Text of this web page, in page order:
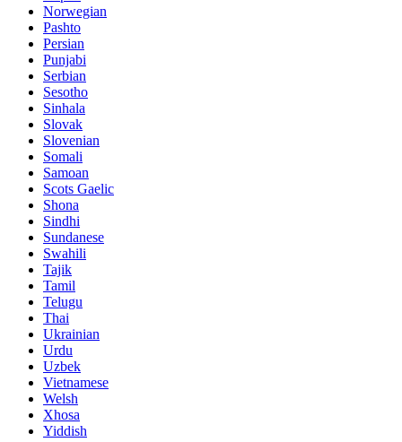
Norwegian
Pashto
Persian
Punjabi
Serbian
Sesotho
Sinhala
Slovak
Slovenian
Somali
Samoan
Scots Gaelic
Shona
Sindhi
Sundanese
Swahili
Tajik
Tamil
Telugu
Thai
Ukrainian
Urdu
Uzbek
Vietnamese
Welsh
Xhosa
Yiddish